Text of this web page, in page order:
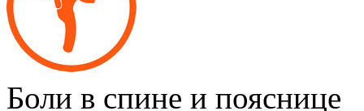
Боли в спине и пояснице